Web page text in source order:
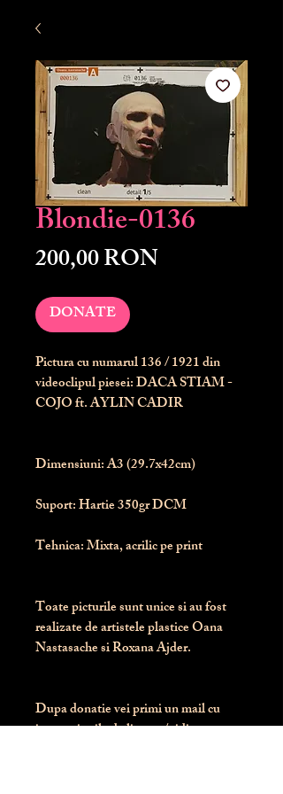
Blondie-0136
200,00 RONPreț
DONATE
Pictura cu numarul136/ 1921 din
videoclipul piesei: DACA STIAM -
COJO ft. AYLIN CADIR
Dimensiuni: A3 (29.7x42cm)
Suport: Hartie 350gr DCM
Tehnica: Mixta, acrilic pe print
Toate picturile sunt unice si au fost
realizate de artistele plastice Oana
Nastasache si Roxana Ajder.
Dupa donatie vei primi un mail cu
instructiunile de livrare / ridicare.